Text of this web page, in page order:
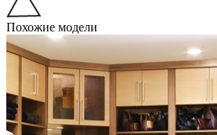
Похожие модели